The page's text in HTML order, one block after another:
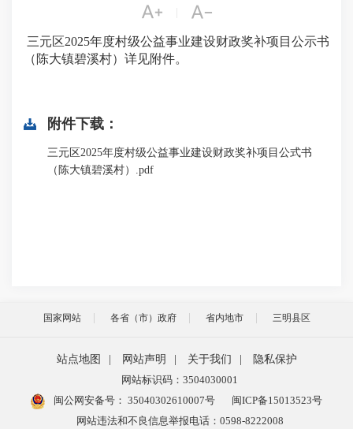
 
三元区2025年度村级公益事业建设财政奖补项目公示书
（陈大镇碧溪村）详见附件。
附件下载：
三元区2025年度村级公益事业建设财政奖补项目公式书
（陈大镇碧溪村）.pdf
国家网站 各省（市）政府 省内地市 三明县区
站点地图 网站声明 关于我们
隐私保护
网站标识码：3504030001
闽公网安备号： 35040302610007号
闽ICP备15013523号
网站违法和不良信息举报电话：0598-8222008